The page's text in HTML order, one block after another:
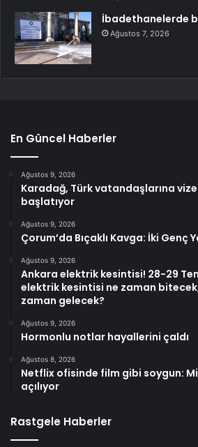
İbadethanelerde
Ağustos 7, 2026
En Güncel Haberler
Ağustos 9, 2026
Karadağ, Türk vatandaşlarına
başlatıyor
Ağustos 9, 2026
Çorum’da Bıçaklı Kavga: İki Genç
Ağustos 9, 2026
Ankara elektrik kesintisi! 28-29
elektrik kesintisi ne zaman
zaman gelecek?
Ağustos 9, 2026
Hormonlu notlar hayallerini çaldı
Ağustos 8, 2026
Netflix ofisinde film gibi soygun:
açılıyor
Rastgele Haberler